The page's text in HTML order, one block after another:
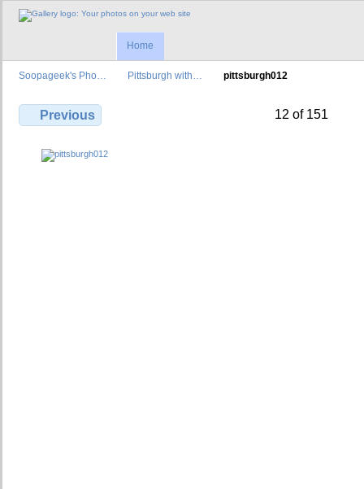
Home
Soopageek's Pho… Pittsburgh with… pittsburgh012
Previous 12 of 151